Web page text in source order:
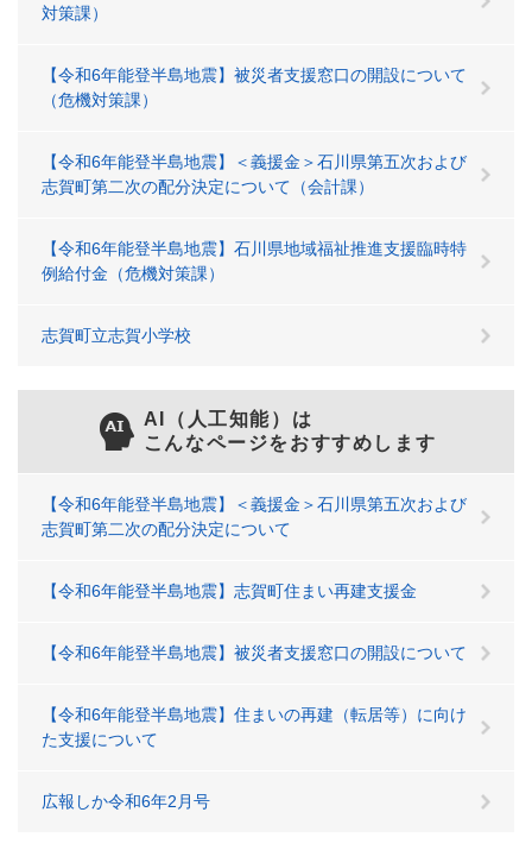
対策課）
【令和6年能登半島地震】被災者支援窓口の開設について
（危機対策課）
【令和6年能登半島地震】＜義援金＞石川県第五次および
志賀町第二次の配分決定について（会計課）
【令和6年能登半島地震】石川県地域福祉推進支援臨時特
例給付金（危機対策課）
志賀町立志賀小学校
AI（人工知能）は
こんなページをおすすめします
【令和6年能登半島地震】＜義援金＞石川県第五次および
志賀町第二次の配分決定について
【令和6年能登半島地震】志賀町住まい再建支援金
【令和6年能登半島地震】被災者支援窓口の開設について
【令和6年能登半島地震】住まいの再建（転居等）に向け
た支援について
広報しか令和6年2月号